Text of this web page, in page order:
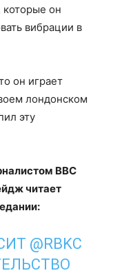
которые он
вибрации в
он играет
лондонском
эту
BBC
читает
@RBKC